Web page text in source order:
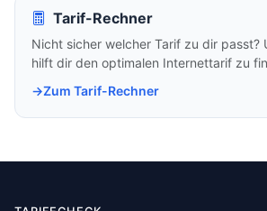
Tarif-Rechner
Nicht sicher welcher Tarif zu dir passt?
hilft dir den optimalen Internettarif zu
Zum Tarif-Rechner